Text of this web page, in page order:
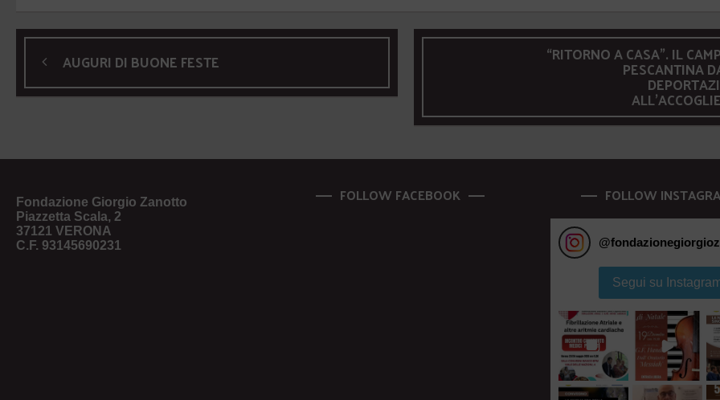
AUGURI DI BUONE FESTE “RITORNO A CASA”. IL
PESCANTINA
Fondazione Giorgio Zanotto
Piazzetta Scala, 2
37121 VERONA
C.F. 93145690231
FOLLOW FACEBOOK FOLLOW
@
Segui su